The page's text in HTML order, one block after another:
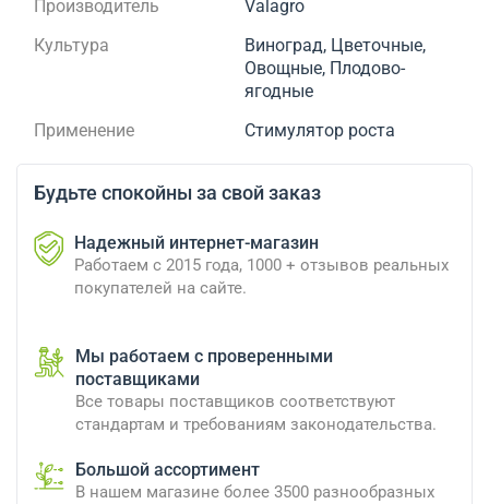
Производитель
Valagro
Культура
Виноград, Цветочные,
Овощные, Плодово-
ягодные
Применение
Стимулятор роста
Будьте спокойны за свой заказ
Надежный интернет-магазин
Работаем с 2015 года, 1000 + отзывов реальных
покупателей на сайте.
Мы работаем с проверенными
поставщиками
Все товары поставщиков соответствуют
стандартам и требованиям законодательства.
Большой ассортимент
В нашем магазине более 3500 разнообразных